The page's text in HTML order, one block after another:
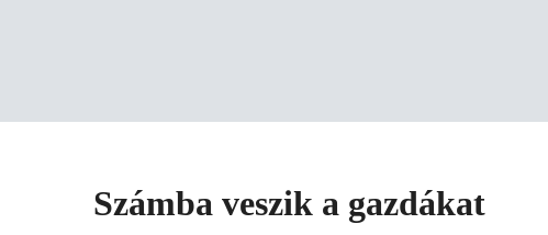
Számba veszik a gazdákat